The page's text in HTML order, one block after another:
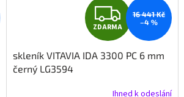
Z
D
A
R
ZDARMA
16 441 Kč
–4 %
skleník VITAVIA IDA 3300 PC 6 mm
černý LG3594
Ihned k odeslání